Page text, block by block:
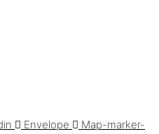
Envelope
Map-marker-